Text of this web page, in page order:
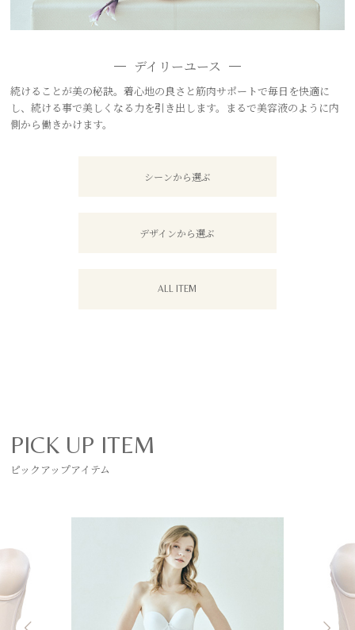
デイリーユース
続けることが美の秘訣。着心地の良さと筋肉サポートで毎日を快適に
し、続ける事で美しくなる力を引き出します。まるで美容液のように内
側から働きかけます。
シーンから選ぶ
デザインから選ぶ
ALL ITEM
PICK UP ITEM
ピックアップアイテム